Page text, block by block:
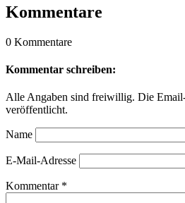
Kommentare
0 Kommentare
Kommentar schreiben:
Alle Angaben sind freiwillig. Die
veröffentlicht.
Name
E-Mail-Adresse
Kommentar *